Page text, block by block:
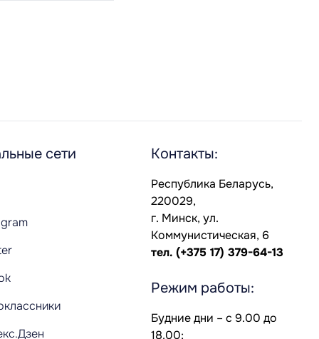
сети Контакты:
Республика Беларусь,
220029,
г. Минск, ул.
Коммунистическая, 6
тел. (+375 17) 379-64-13
Режим работы:
Будние дни – с 9.00 до
18.00;